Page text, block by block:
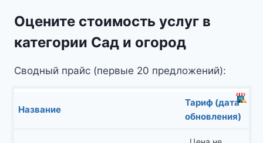
Оцените стоимость услуг в
категории Сад и огород
Сводный прайс (первые 20 предложений):
Название
Тариф (дата
обновления)